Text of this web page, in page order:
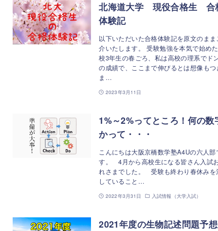
北海道大学 現役合格生 合
体験記
以下いただいた合格体験記を原文のまま
介いたします。 受験勉強を本気で始め
校3年生の春ごろ、私は高校の理系でド
の成績で、ここまで伸びるとは想像もつ
ま…
2023年3月11日
1%～2%ってところ！何の数
かって・・・
こんにちは大阪京橋数学塾A4Uの六人部
す。 4月から高校生になる皆さん入試
れさまでした。 受験も終わり春休みを
していること…
2022年3月31日 入試情報（大学入試）
2021年度の生物記述問題予